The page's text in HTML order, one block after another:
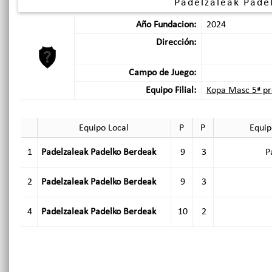
Padelzaleak
Año Fundacion:
2024
Dirección:
Campo de Juego:
Equipo Filial:
Kopa Masc 5ª
Equipo Local P P
1 Padelzaleak Padelko Berdeak 9 3
2 Padelzaleak Padelko Berdeak 9 3
4 Padelzaleak Padelko Berdeak 10 2